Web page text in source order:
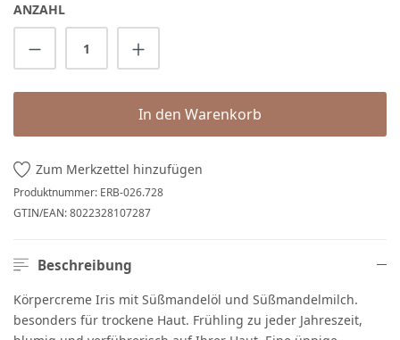
ANZAHL
Produkt Anzahl: Gib den gewünschten
In den Warenkorb
Zum Merkzettel hinzufügen
Produktnummer: ERB-026.728
GTIN/EAN:8022328107287
Beschreibung
Körpercreme Iris mit Süßmandelöl und Süßmandelmilch.
besonders für trockene Haut. Frühling zu jeder Jahreszeit,